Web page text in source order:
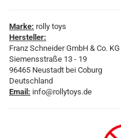
Marke: rolly toys
Hersteller:
Franz Schneider GmbH & Co. KG
Siemensstraße 13 - 19
96465 Neustadt bei Coburg
Deutschland
Email: info@rollytoys.de